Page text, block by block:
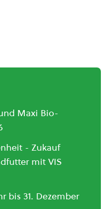
Maxi Bio-
- Zukauf
mit VIS
bis 31. Dezember